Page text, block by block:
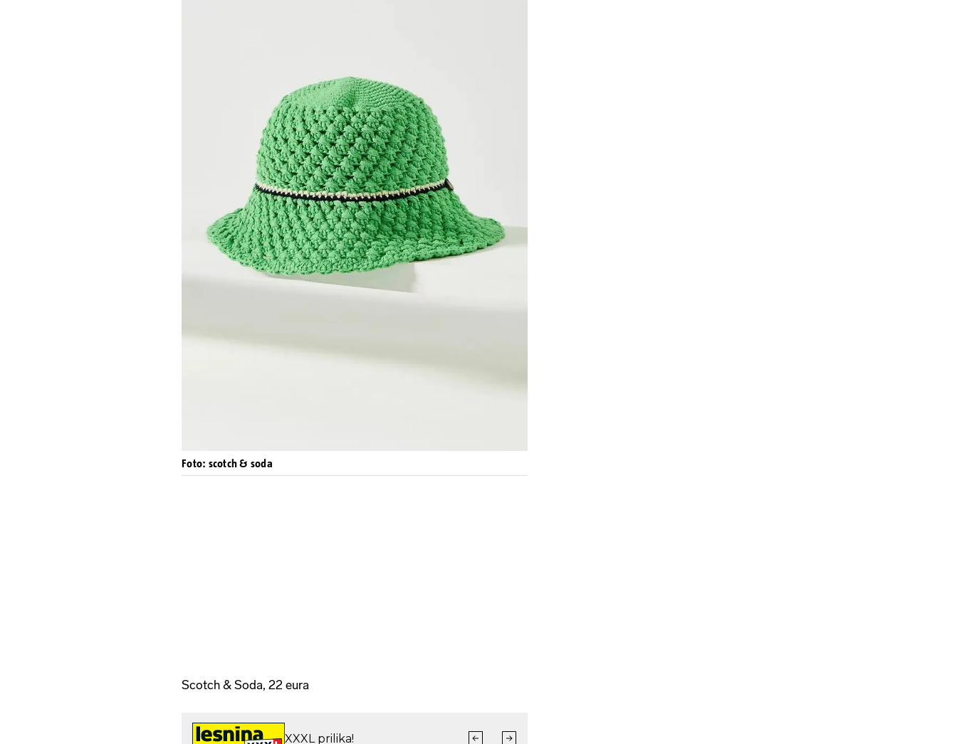
Foto: scotch & soda
Scotch & Soda, 22 eura